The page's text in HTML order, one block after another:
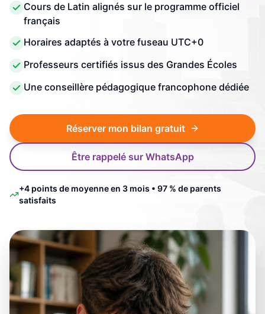
Cours de Latin alignés sur le programme officiel
français
Horaires adaptés à votre fuseau UTC+0
Professeurs certifiés issus des Grandes Écoles
Une conseillère pédagogique francophone dédiée
Réserver mon bilan gratuit
Être rappelé sur WhatsApp
+4 points de moyenne en 3 mois • 97 % de parents
satisfaits